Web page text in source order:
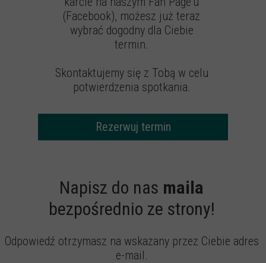
Napisz do nas maila
bezpośrednio ze strony!
Odpowiedź otrzymasz na wskazany przez Ciebie adres
e-mail.
(Facebook), możesz już teraz
wybrać dogodny dla Ciebie
termin.
Skontaktujemy się z Tobą w celu
potwierdzenia spotkania.
Rezerwuj termin